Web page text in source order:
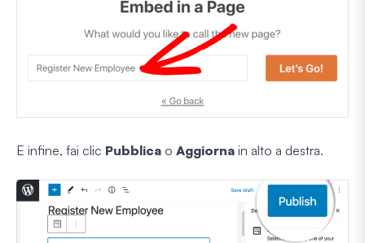
E infine, fai clic Pubblica o Aggiorna in alto a destra.